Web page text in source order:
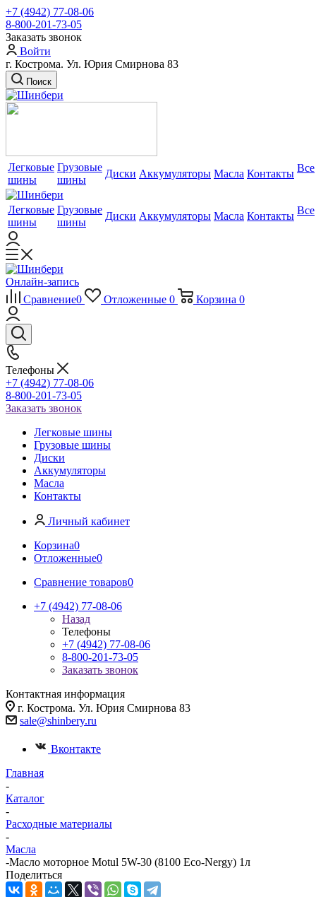
+7 (4942) 77-08-06
8-800-201-73-05
Заказать звонок
Войти
г. Кострома. Ул. Юрия Смирнова 83
Поиск
Легковые
шины
Грузовые
шины
Диски Аккумуляторы Масла Контакты Все
Легковые
шины
Грузовые
шины
Диски Аккумуляторы Масла Контакты Все
Онлайн-запись
Сравнение0 Отложенные 0 Корзина 0
Телефоны
+7 (4942) 77-08-06
8-800-201-73-05
Заказать звонок
Легковые шины
Грузовые шины
Диски
Аккумуляторы
Масла
Контакты
Личный кабинет
Корзина0
Отложенные0
Сравнение товаров0
+7 (4942) 77-08-06
Назад
Телефоны
+7 (4942) 77-08-06
8-800-201-73-05
Заказать звонок
Контактная информация
г. Кострома. Ул. Юрия Смирнова 83
sale@shinbery.ru
Вконтакте
Главная
-
Каталог
-
Расходные материалы
-
Масла
-Масло моторное Motul 5W-30 (8100 Eco-Nergy) 1л
Поделиться